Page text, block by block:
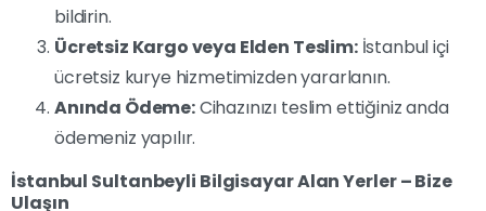
bildirin.
Ücretsiz Kargo veya Elden Teslim:İstanbul içi
ücretsiz kurye hizmetimizden yararlanın.
Anında Ödeme:Cihazınızı teslim ettiğiniz anda
ödemeniz yapılır.
İstanbul Sultanbeyli Bilgisayar Alan Yerler – Bize
Ulaşın